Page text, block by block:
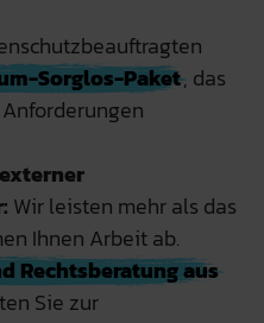
Sorglos-Paket, das
Wir leisten mehr als das
Ihnen Arbeit ab.
Rechtsberatung aus
Sie zur